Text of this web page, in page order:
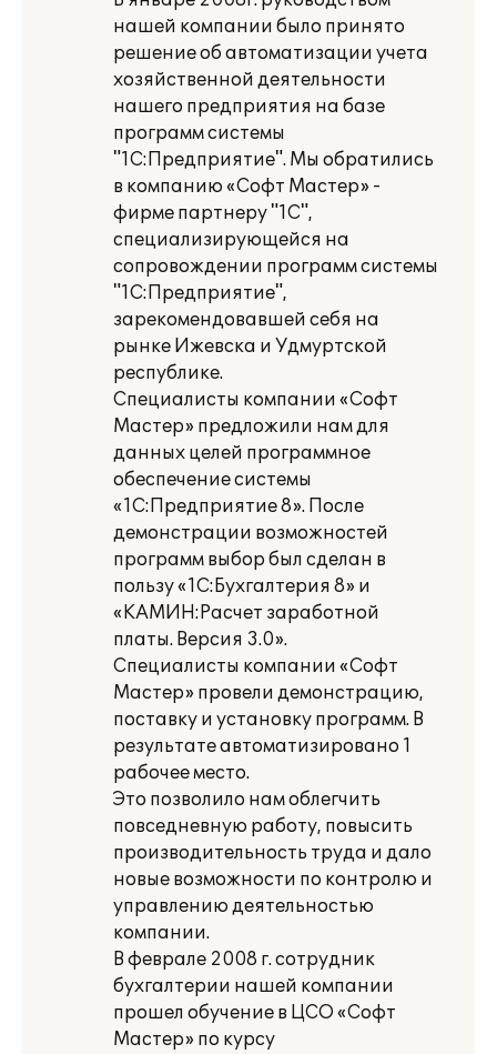
нашей компании было принято
решение об автоматизации учета
хозяйственной деятельности
нашего предприятия на базе
программ системы
"1С:Предприятие". Мы обратились
в компанию «Софт Мастер» -
фирме партнеру "1С",
специализирующейся на
сопровождении программ системы
"1С:Предприятие",
зарекомендовавшей себя на
рынке Ижевска и Удмуртской
республике.
Специалисты компании «Софт
Мастер» предложили нам для
данных целей программное
обеспечение системы
«1С:Предприятие 8». После
демонстрации возможностей
программ выбор был сделан в
пользу «1С:Бухгалтерия 8» и
«КАМИН:Расчет заработной
платы. Версия 3.0».
Специалисты компании «Софт
Мастер» провели демонстрацию,
поставку и установку программ. В
результате автоматизировано 1
рабочее место.
Это позволило нам облегчить
повседневную работу, повысить
производительность труда и дало
новые возможности по контролю и
управлению деятельностью
компании.
В феврале 2008 г. сотрудник
бухгалтерии нашей компании
прошел обучение в ЦСО «Софт
Мастер» по курсу